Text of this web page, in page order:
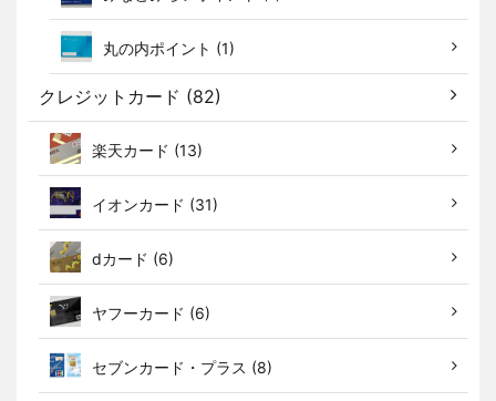
丸の内ポイント (1)
クレジットカード (82)
楽天カード (13)
イオンカード (31)
dカード (6)
ヤフーカード (6)
セブンカード・プラス (8)